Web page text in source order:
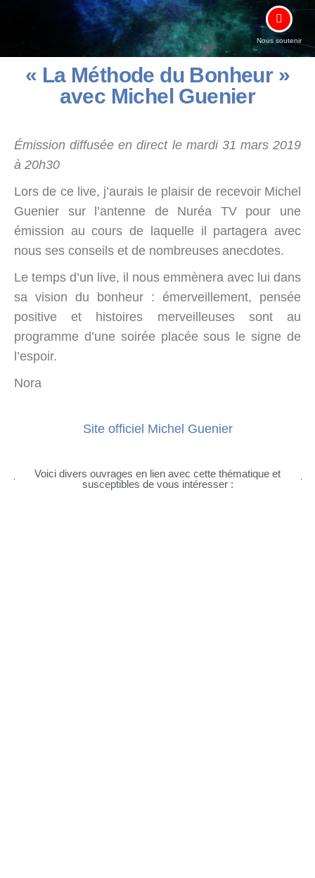
Nous soutenir
« La Méthode du Bonheur »
avec Michel Guenier
Émission diffusée en direct le mardi 31 mars 2019
à 20h30
Lors de ce live, j’aurais le plaisir de recevoir Michel
Guenier sur l’antenne de Nuréa TV pour une
émission au cours de laquelle il partagera avec
nous ses conseils et de nombreuses anecdotes.
Le temps d’un live, il nous emmènera avec lui dans
sa vision du bonheur : émerveillement, pensée
positive et histoires merveilleuses sont au
programme d’une soirée placée sous le signe de
l’espoir.
Nora
Site officiel Michel Guenier
Voici divers ouvrages en lien avec cette thématique et
susceptibles de vous intéresser :